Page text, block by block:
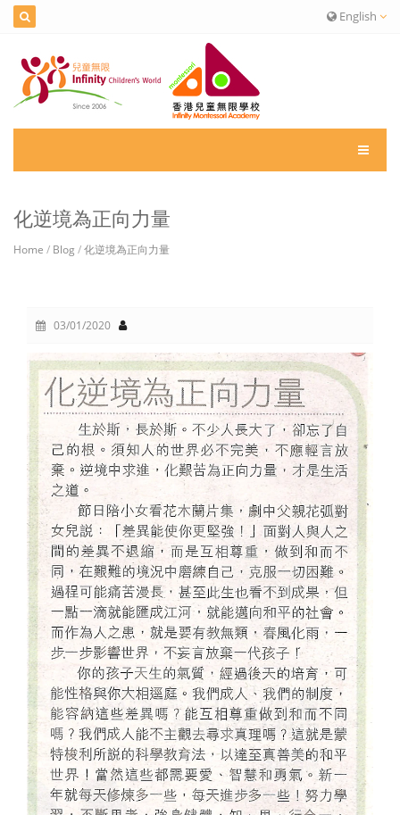
English
化逆境為正向力量
Home / Blog /化逆境為正向力量
03/01/2020